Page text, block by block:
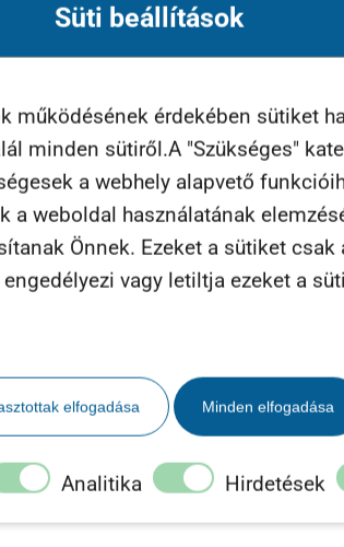
Süti beállítások
érdekében sütiket
minden sütiről.A "Szükséges"
a webhely alapvető
weboldal használatának
Önnek. Ezeket a sütiket csak
vagy letiltja ezeket a
elfogadása Minden elfogadása
Analitika Hirdetések
„jéghegy víz alatti része”
igazán nagy- és sikeres
sikeres cég egyik alapköve, a jól